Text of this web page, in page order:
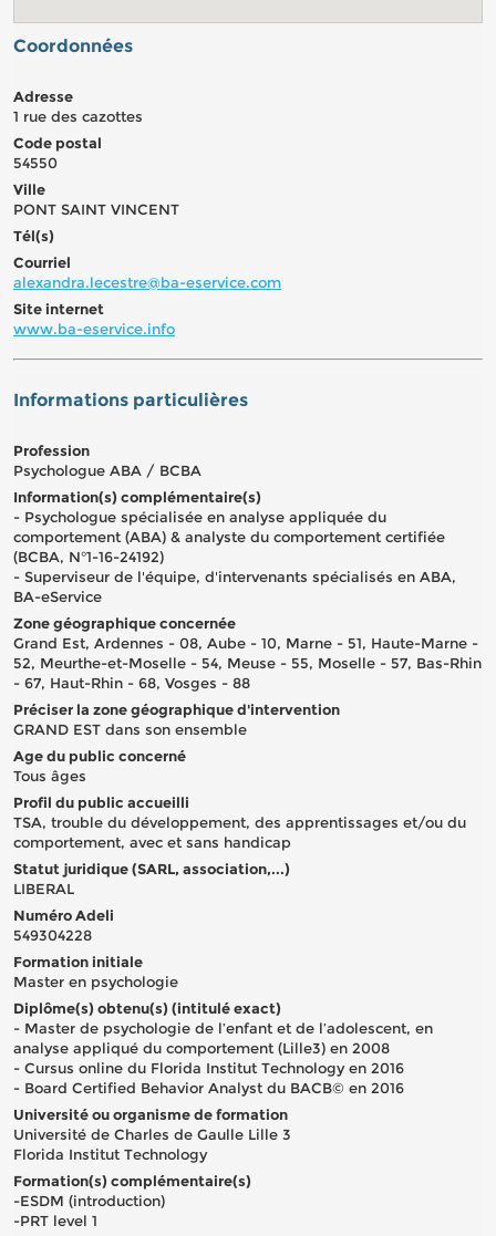
Coordonnées
Adresse
1 rue des cazottes
Code postal
54550
Ville
PONT SAINT VINCENT
Tél(s)
Courriel
alexandra.lecestre@ba-eservice.com
Site internet
www.ba-eservice.info
Informations particulières
Profession
Psychologue ABA / BCBA
Information(s) complémentaire(s)
- Psychologue spécialisée en analyse appliquée du
comportement (ABA) & analyste du comportement certifiée
(BCBA, N°1-16-24192)
- Superviseur de l'équipe, d'intervenants spécialisés en ABA,
BA-eService
Zone géographique concernée
Grand Est, Ardennes - 08, Aube - 10, Marne - 51, Haute-Marne -
52, Meurthe-et-Moselle - 54, Meuse - 55, Moselle - 57, Bas-Rhin
- 67, Haut-Rhin - 68, Vosges - 88
Préciser la zone géographique d'intervention
GRAND EST dans son ensemble
Age du public concerné
Tous âges
Profil du public accueilli
TSA, trouble du développement, des apprentissages et/ou du
comportement, avec et sans handicap
Statut juridique (SARL, association,...)
LIBERAL
Numéro Adeli
549304228
Formation initiale
Master en psychologie
Diplôme(s) obtenu(s) (intitulé exact)
- Master de psychologie de l’enfant et de l’adolescent, en
analyse appliqué du comportement (Lille3) en 2008
- Cursus online du Florida Institut Technology en 2016
- Board Certified Behavior Analyst du BACB© en 2016
Université ou organisme de formation
Université de Charles de Gaulle Lille 3
Florida Institut Technology
Formation(s) complémentaire(s)
-ESDM (introduction)
-PRT level 1